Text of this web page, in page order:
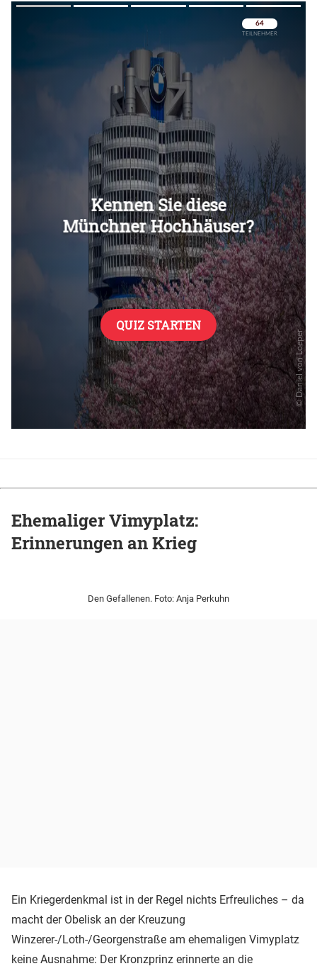
Überspringen
Überspringen
Ehemaliger Vimyplatz:
Erinnerungen an Krieg
Den Gefallenen. Foto: Anja Perkuhn
Ein Kriegerdenkmal ist in der Regel nichts Erfreuliches – da
macht der Obelisk an der Kreuzung
Winzerer-/Loth-/Georgenstraße am ehemaligen Vimyplatz
keine Ausnahme: Der Kronzprinz erinnerte an die